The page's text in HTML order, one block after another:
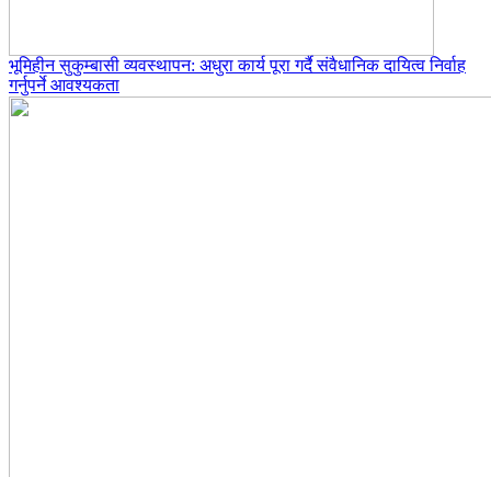
भूमिहीन सुकुम्बासी व्यवस्थापन: अधुरा कार्य पूरा गर्दै संवैधानिक दायित्व निर्वाह
गर्नुपर्ने आवश्यकता